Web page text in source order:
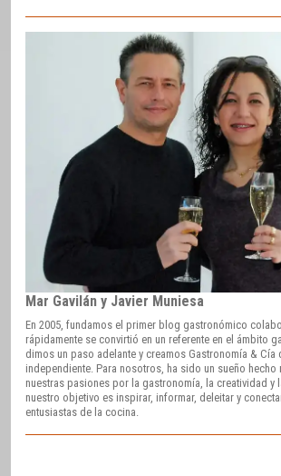
Mar Gavilán y Javier Muniesa
En 2005, fundamos el primer blog gastronómico
rápidamente se convirtió en un referente en el ámbito
dimos un paso adelante y creamos Gastronomía & Cía
independiente. Para nosotros, ha sido un sueño
nuestras pasiones por la gastronomía, la creatividad y
nuestro objetivo es inspirar, informar, deleitar y
entusiastas de la cocina.